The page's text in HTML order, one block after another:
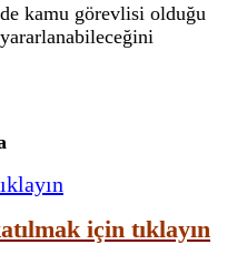
kamu görevlisi olduğu
için tıklayın